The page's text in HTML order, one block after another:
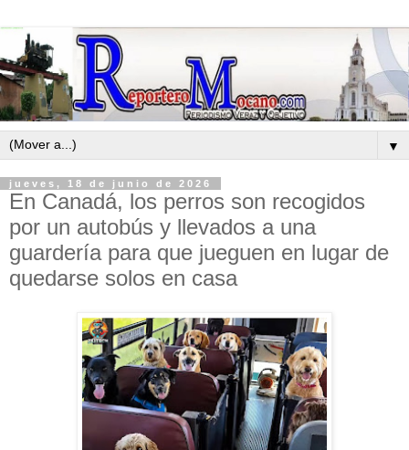
▼
jueves, 18 de junio de 2026
En Canadá, los perros son recogidos
por un autobús y llevados a una
guardería para que jueguen en lugar de
quedarse solos en casa